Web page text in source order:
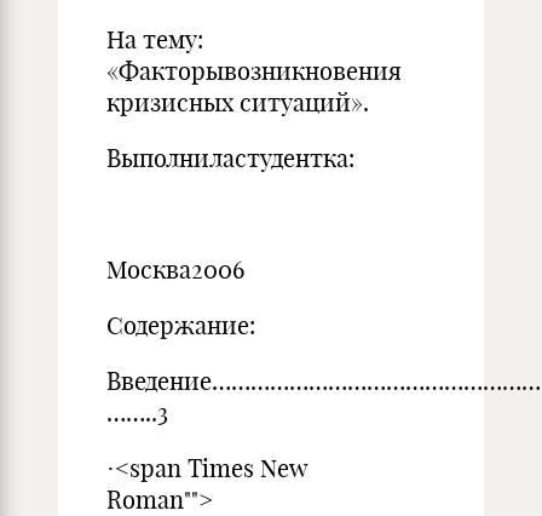
На тему:
«Факторывозникновения
кризисных ситуаций».
Выполниластудентка:
Москва2006
Содержание:
……..3
·<span Times New
Roman"">